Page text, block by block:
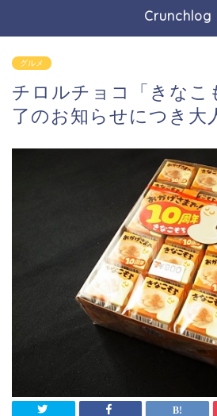
Crunchlog
グルメ
チロルチョコ「きなこ
了のお知らせにつき大